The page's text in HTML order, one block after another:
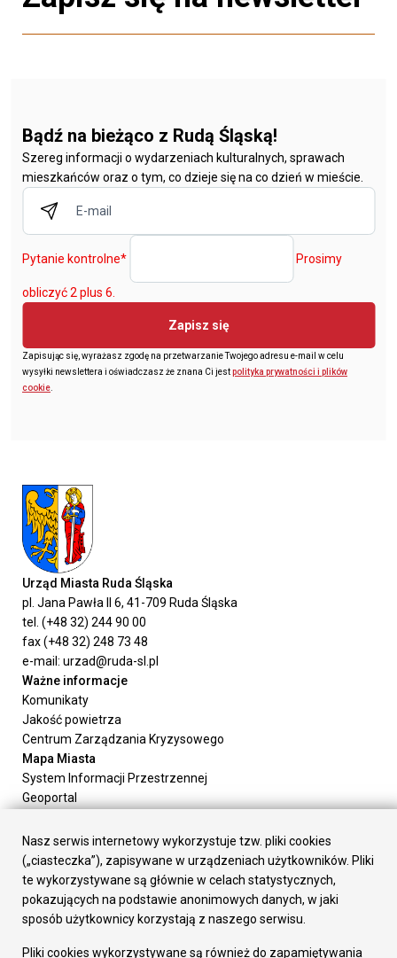
Bądź na bieżąco z Rudą Śląską!
Szereg informacji o wydarzeniach kulturalnych, sprawach
mieszkańców oraz o tym, co dzieje się na co dzień w mieście.
Pytanie kontrolne* Prosimy
obliczyć 2 plus 6.
Zapisz się
Zapisując się, wyrażasz zgodę na przetwarzanie Twojego adresu e-mail w celu
wysyłki newslettera i oświadczasz że znana Ci jestpolityka prywatności i plików
cookie
Urząd Miasta Ruda Śląska
pl. Jana Pawła II 6, 41-709 Ruda Śląska
tel. (+48 32) 244 90 00
fax (+48 32) 248 73 48
e-mail: urzad@ruda-sl.pl
Ważne informacje
Komunikaty
Jakość powietrza
Centrum Zarządzania Kryzysowego
Mapa Miasta
System Informacji Przestrzennej
Geoportal
Załatw sprawę
Prezydent Miasta
Rada Miasta
Wydziały
Elektroniczna Skrzynka Podawcza
Gospodarka
Nasz serwis internetowy wykorzystuje tzw. pliki cookies
(„ciasteczka”), zapisywane w urządzeniach użytkowników. Pliki
te wykorzystywane są głównie w celach statystycznych,
pokazujących na podstawie anonimowych danych, w jaki
sposób użytkownicy korzystają z naszego serwisu.
Pliki cookies wykorzystywane są również do zapamiętywania